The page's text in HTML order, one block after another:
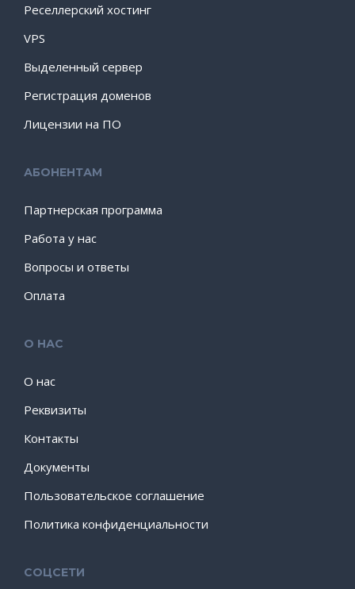
Реселлерский хостинг
VPS
Выделенный сервер
Регистрация доменов
Лицензии на ПО
АБОНЕНТАМ
Партнерская программа
Работа у нас
Вопросы и ответы
Оплата
О НАС
О нас
Реквизиты
Контакты
Документы
Пользовательское соглашение
Политика конфиденциальности
СОЦСЕТИ